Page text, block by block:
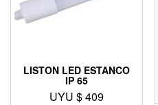
LISTON LED ESTANCO
IP 65
UYU $409